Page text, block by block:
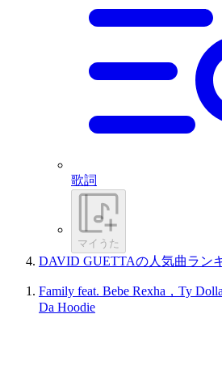
歌詞
マイうた
DAVID GUETTAの人気曲ラン
Family feat. Bebe Rexha，Ty
Da Hoodie